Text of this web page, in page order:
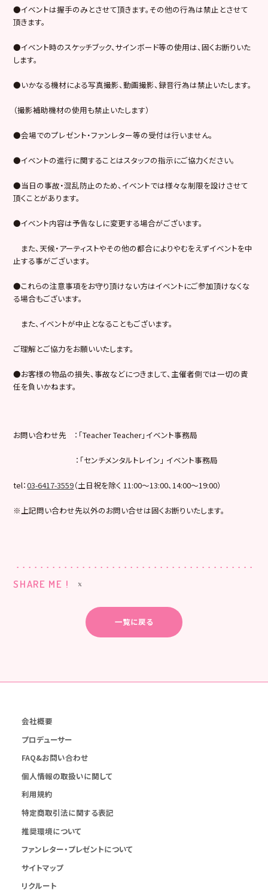
●イベントは握手のみとさせて頂きます。その他の行為は禁止とさせて
頂きます。
●イベント時のスケッチブック、サインボード等の使用は、固くお断りいた
します。
●いかなる機材による写真撮影、動画撮影、録音行為は禁止いたします。
（撮影補助機材の使用も禁止いたします）
●会場でのプレゼント・ファンレター等の受付は行いません。
●イベントの進行に関することはスタッフの指示にご協力ください。
●当日の事故・混乱防止のため、イベントでは様々な制限を設けさせて
頂くことがあります。
●イベント内容は予告なしに変更する場合がございます。
また、天候・アーティストやその他の都合によりやむをえずイベントを中
止する事がございます。
●これらの注意事項をお守り頂けない方はイベントにご参加頂けなくな
る場合もございます。
また、イベントが中止となることもございます。
ご理解とご協力をお願いいたします。
●お客様の物品の損失、事故などにつきまして、主催者側では一切の責
任を負いかねます。
お問い合わせ先 ：「Teacher Teacher」イベント事務局
：「センチメンタルトレイン」 イベント事務局
tel：03-6417-3559（土日祝を除く 11:00～13:00、14:00～19:00）
※上記問い合わせ先以外のお問い合せは固くお断りいたします。
SHARE ME !
一覧に戻る
会社概要
プロデューサー
FAQ&お問い合わせ
個人情報の取扱いに関して
利用規約
特定商取引法に関する表記
推奨環境について
ファンレター・プレゼントについて
サイトマップ
リクルート